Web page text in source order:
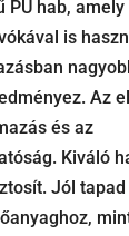
PU hab, amely
is
Az
és az
Kiváló
Jól tapad